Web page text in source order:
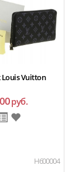
Vuitton
руб.
H600004